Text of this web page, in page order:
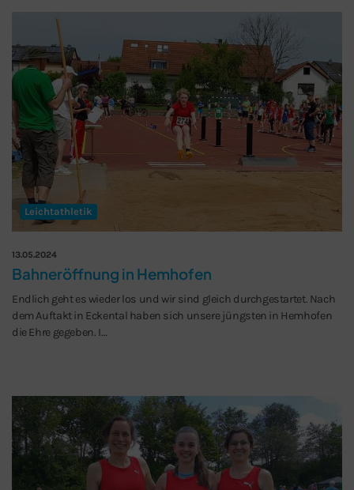
Leichtathletik
13.05.2024
Bahneröffnung in Hemhofen
Endlich geht es wieder los und wir sind gleich durchgestartet. Nach
dem Auftakt in Eckental haben sich unsere jüngsten in Hemhofen
die Ehre gegeben. I…